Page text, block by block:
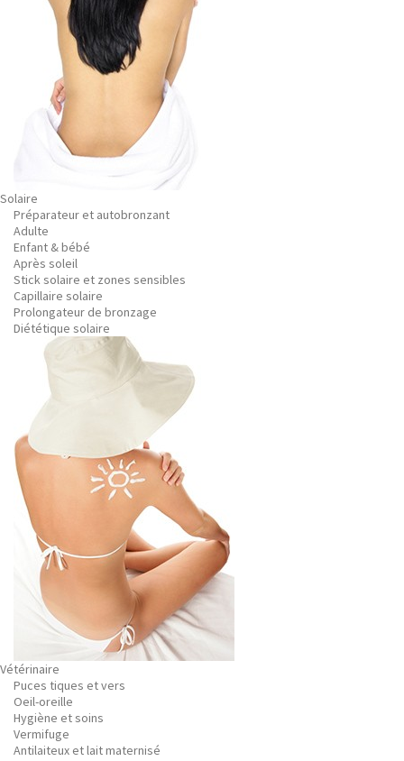
Solaire
Préparateur et autobronzant
Adulte
Enfant & bébé
Après soleil
Stick solaire et zones sensibles
Capillaire solaire
Prolongateur de bronzage
Diététique solaire
Vétérinaire
Puces tiques et vers
Oeil-oreille
Hygiène et soins
Vermifuge
Antilaiteux et lait maternisé